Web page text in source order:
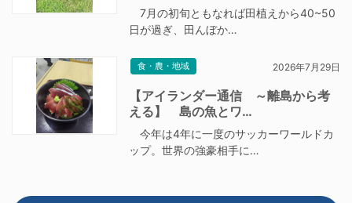
7月の初旬ともなれば田植えから40~50
日が過ぎ、田んぼか…
食・農・地域 2026年7月29日
【アイランダー通信 ～離島から考
える】 島の魚とワ…
今年は4年に一度のサッカーワールドカ
ップ。世界の強豪相手に…